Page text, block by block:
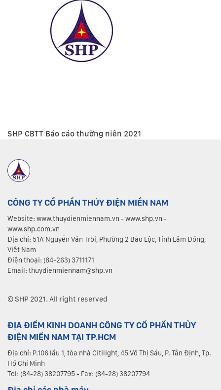
SHP CBTT Báo cáo thường niên 2021
CÔNG TY CỔ PHẦN THỦY ĐIỆN MIỀN NAM
Website: www.thuydienmiennam.vn - www.shp.vn -
www.shp.com.vn
Địa chỉ: 51A Nguyễn Văn Trỗi, Phường 2 Bảo Lộc, Tỉnh Lâm Đồng,
Việt Nam
Điện thoại: (84-263) 3711171
Email: thuydienmiennam@shp.vn
© SHP 2021. All right reserved
ĐỊA ĐIỂM KINH DOANH CÔNG TY CỔ PHẦN THỦY
ĐIỆN MIỀN NAM TẠI TP.HCM
Địa chỉ: P.106 lầu 1, tòa nhà Citilight, 45 Võ Thị Sáu, P. Tân Định, Tp.
Hồ Chí Minh
Tel: (84-28) 38207795 - Fax: (84-28) 38207794